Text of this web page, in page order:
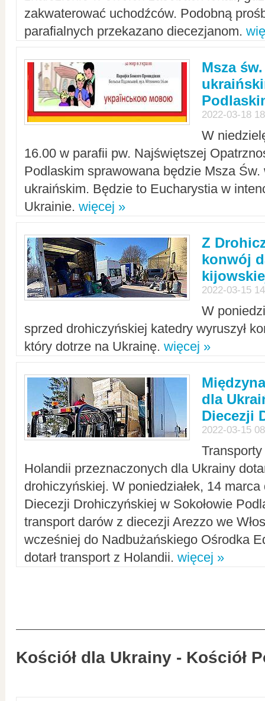
zakwaterować uchodźców. Podobną
parafialnych przekazano diecezjanom.
Msza
2022-03-18
W
16.00 w parafii pw. Najświętszej
Podlaskim sprawowana będzie Msza Św.
ukraińskim. Będzie to Eucharystia w
Ukrainie. więcej »
Z
konwój
2022-03-15
W
sprzed drohiczyńskiej katedry wyruszył
który dotrze na Ukrainę. więcej »
dla
Diecezji
2022-03-15
Holandii przeznaczonych dla Ukrainy
drohiczyńskiej. W poniedziałek, 14
Diecezji Drohiczyńskiej w Sokołowie
transport darów z diecezji Arezzo we
wcześniej do Nadbużańskiego Ośrodka
dotarł transport z Holandii. więcej »
Kościół dla Ukrainy - Kościół